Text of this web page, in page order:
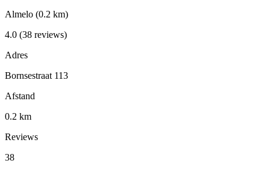
Almelo (0.2 km)
4.0 (38 reviews)
Adres
Bornsestraat 113
Afstand
0.2 km
Reviews
38